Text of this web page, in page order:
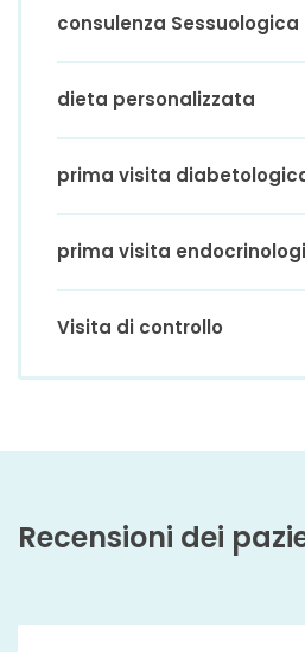
consulenza Sessuologica
dieta personalizzata
prima visita
prima visita
Visita di controllo
Recensioni dei